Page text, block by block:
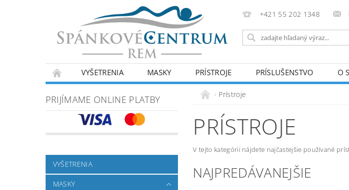
+421 55 202 1348
VYŠETRENIA MASKY PRÍSTROJE PRÍSLUŠENSTVO O
PRIJÍMAME ONLINE PLATBY
VYŠETRENIA
MASKY
Prístroje
PRÍSTROJE
V tejto kategórii nájdete najčastejšie používané
NAJPREDÁVANEJŠIE